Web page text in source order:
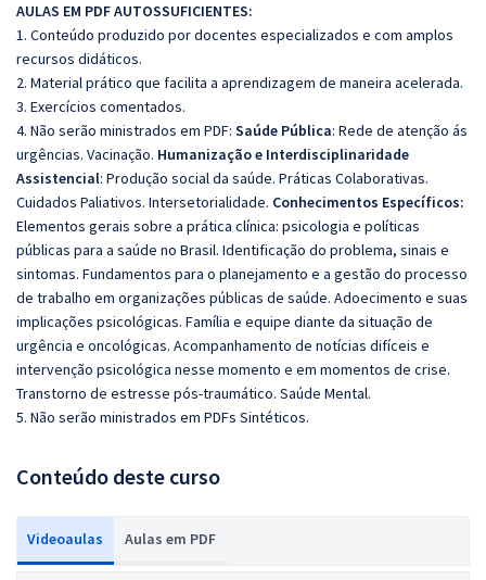
AULAS EM PDF AUTOSSUFICIENTES:
1. Conteúdo produzido por docentes especializados e com amplos
recursos didáticos.
2. Material prático que facilita a aprendizagem de maneira acelerada.
3. Exercícios comentados.
4. Não serão ministrados em PDF: Saúde Pública: Rede de atenção ás
urgências. Vacinação. Humanização e Interdisciplinaridade
Assistencial: Produção social da saúde. Práticas Colaborativas.
Cuidados Paliativos. Intersetorialidade. Conhecimentos Específicos:
Elementos gerais sobre a prática clínica: psicologia e políticas
públicas para a saúde no Brasil. Identificação do problema, sinais e
sintomas. Fundamentos para o planejamento e a gestão do processo
de trabalho em organizações públicas de saúde. Adoecimento e suas
implicações psicológicas. Família e equipe diante da situação de
urgência e oncológicas. Acompanhamento de notícias difíceis e
intervenção psicológica nesse momento e em momentos de crise.
Transtorno de estresse pós-traumático. Saúde Mental.
5. Não serão ministrados em PDFs Sintéticos.
Conteúdo deste curso
Videoaulas Aulas em PDF